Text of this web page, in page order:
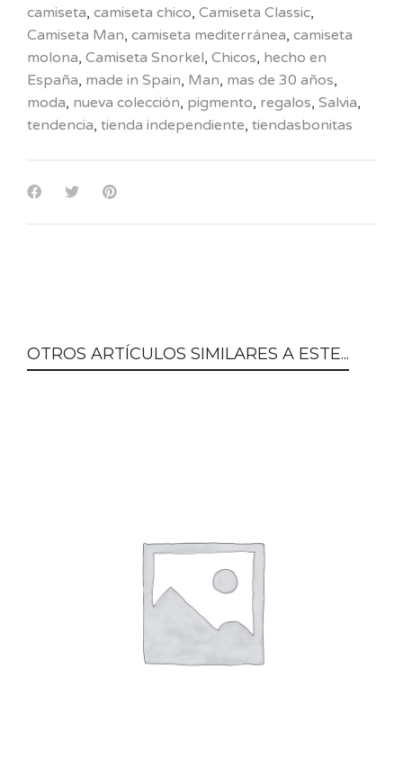
camiseta, camiseta chico, Camiseta Classic,
Camiseta Man, camiseta mediterránea, camiseta
molona, Camiseta Snorkel, Chicos, hecho en
España, made in Spain, Man, mas de 30 años,
moda, nueva colección, pigmento, regalos, Salvia,
tendencia, tienda independiente, tiendasbonitas
OTROS ARTÍCULOS SIMILARES A ESTE...